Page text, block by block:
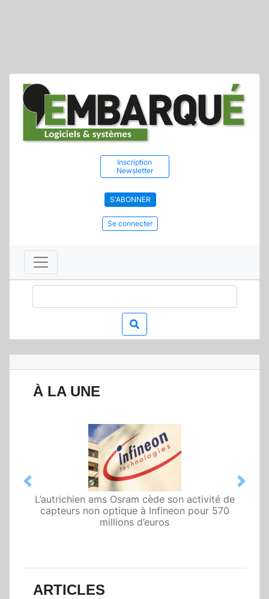
Inscription
Newsletter
S'ABONNER
Se connecter
À LA UNE
L’autrichien ams Osram cède son activité de
capteurs non optique à Infineon pour 570
millions d’euros
Qualcomm met en avant une architecture
fondée sur l’IA physique au service de robots
domestiques et humanoïdes
Previous Next
ARTICLES